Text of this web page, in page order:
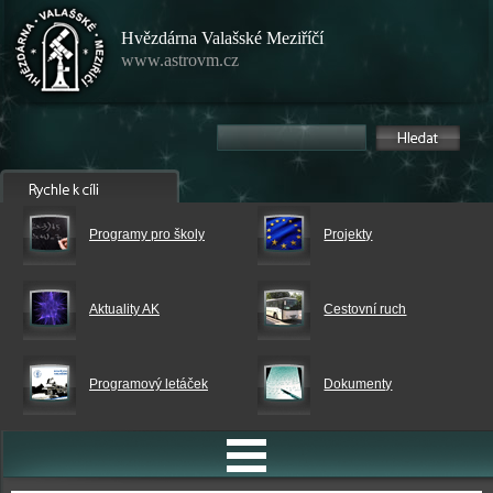
Hvězdárna Valašské Meziříčí
www.astrovm.cz
Programy pro školy Projekty
Aktuality AK Cestovní ruch
Programový letáček Dokumenty